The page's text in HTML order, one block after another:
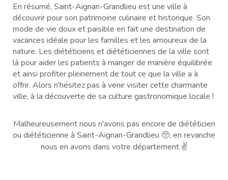
En résumé, Saint-Aignan-Grandlieu est une ville à
découvrir pour son patrimoine culinaire et historique. Son
mode de vie doux et paisible en fait une destination de
vacances idéale pour les familles et les amoureux de la
nature. Les diététiciens et diététiciennes de la ville sont
là pour aider les patients à manger de manière équilibrée
et ainsi profiter pleinement de tout ce que la ville a à
offrir. Alors n'hésitez pas à venir visiter cette charmante
ville, à la découverte de sa culture gastronomique locale !
Malheureusement nous n'avons pas encore de diététicien
ou diététicienne à Saint-Aignan-Grandlieu 🥺, en revanche
nous en avons dans votre département ✌️